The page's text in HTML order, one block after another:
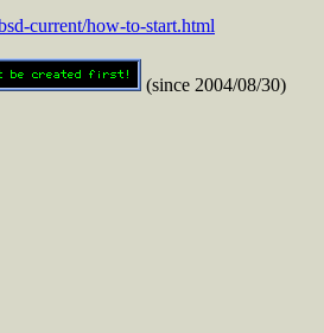
current/how-to-start.html
(since 2004/08/30)